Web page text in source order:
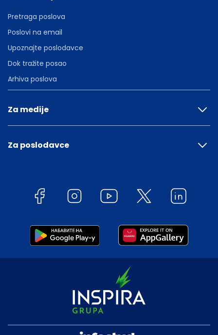
Pretraga poslova
Poslovi na email
Upoznajte poslodavce
Dok tražite posao
Arhiva poslova
Za medije
Za poslodavce